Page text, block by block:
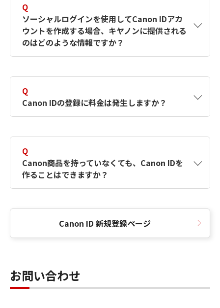
す。詳しい作成方法は【カメラ】Canon IDとは
何ですか？Canon IDの作成方法は？をご確認く
ださい。
Q
ソーシャルログインを使用してCanon IDアカ
ウントを作成する場合、キヤノンに提供される
のはどのような情報ですか？
択したサービスから取得します。アカウントを
簡単に作成できるように、この情報を使用して
Canon IDの登録フォームを入力します。
Q
Canon IDの登録に料金は発生しますか？
Q
Canon商品を持っていなくても、Canon IDを
作ることはできますか？
Canon ID 新規登録ページ
お問い合わせ